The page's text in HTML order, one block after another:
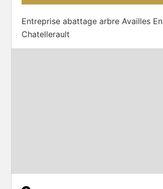
Entreprise abattage arbre Availles En
Chatellerault